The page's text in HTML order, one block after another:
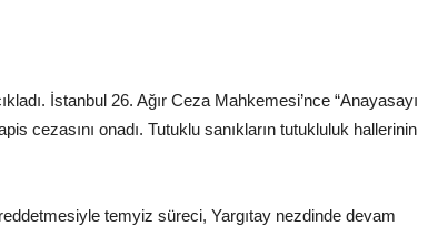
İstanbul 26. Ağır Ceza Mahkemesi’nce “Anayasayı
cezasını onadı. Tutuklu sanıkların tutukluluk hallerinin
temyiz süreci, Yargıtay nezdinde devam